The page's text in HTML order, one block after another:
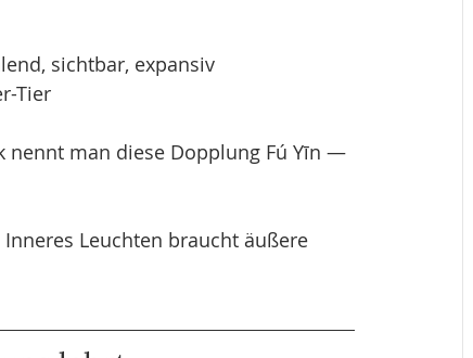
sichtbar, expansiv
Tier
nennt man diese Dopplung Fú Yīn —
Leuchten braucht äußere